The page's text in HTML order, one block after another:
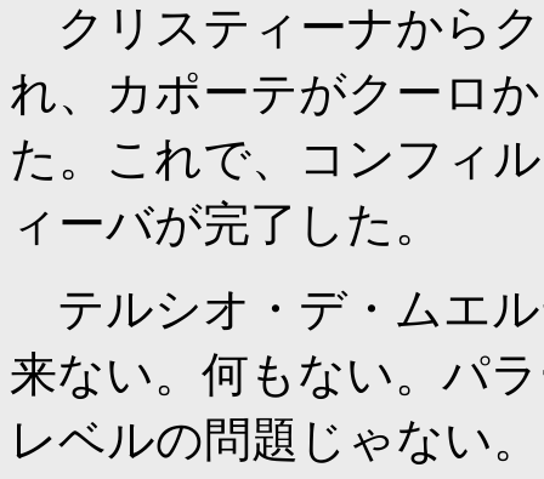
クリスティーナから
れ、カポーテがクーロ
た。これで、コンフィ
ィーバが完了した。
テルシオ・デ・ムエ
来ない。何もない。パ
レベルの問題じゃない。